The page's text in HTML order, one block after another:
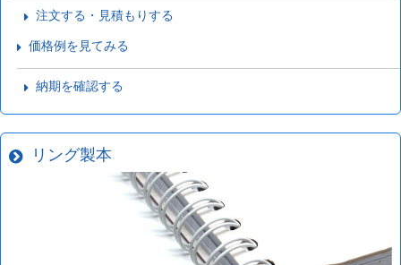
注文する・見積もりする
価格例を見てみる
納期を確認する
リング製本